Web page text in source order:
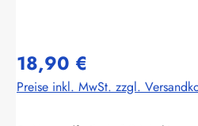
18,90 €
Preise inkl. MwSt. zzgl.